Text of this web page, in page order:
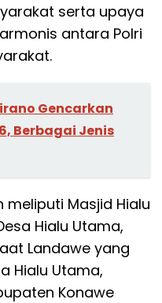
serta upaya
antara Polri
Gencarkan
Berbagai Jenis
Masjid Hialu
Hialu Utama,
Landawe yang
Hialu Utama,
Konawe